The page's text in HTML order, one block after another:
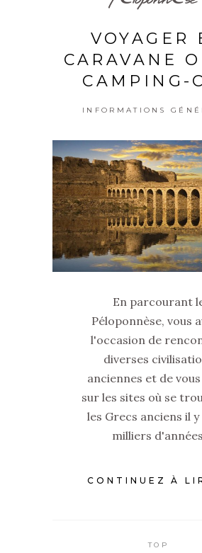
VOYAGER
CARAVANE
CAMPING-
INFORMATIONS
En parcourant
Péloponnèse, vous
l'occasion de
diverses
anciennes et de
sur les sites où se
les Grecs anciens il y
milliers
CONTINUEZ À
TOP